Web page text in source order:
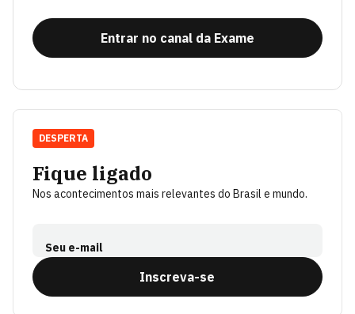
Entrar no canal da Exame
Fique ligado
Nos acontecimentos mais relevantes do Brasil e mundo.
Seu e-mail
Inscreva-se
DESPERTA